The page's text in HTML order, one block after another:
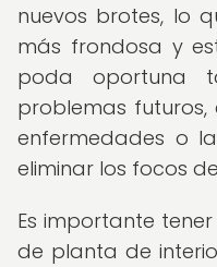
nuevos brotes, lo
más frondosa y
poda oportuna
problemas
enfermedades o
eliminar los focos
Es importante
de planta de